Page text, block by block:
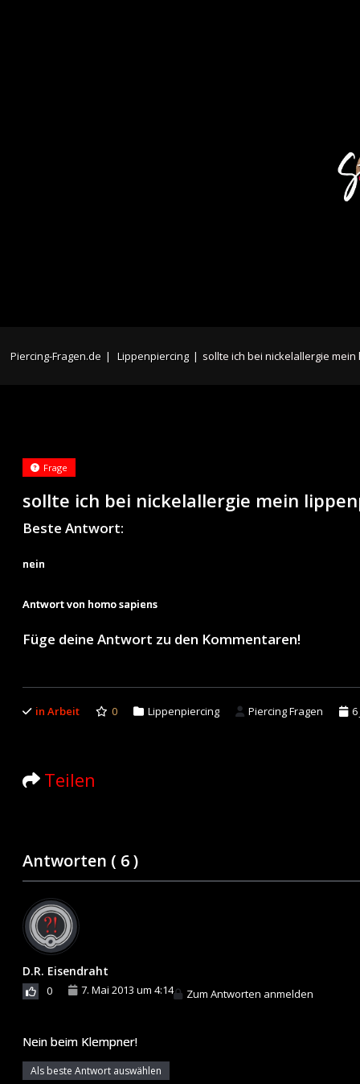
Piercing-Fragen.de | Lippenpiercing | sollte ich bei nickelallergie
sollte ich bei nickelallergie mein
Frage
Beste Antwort:
nein
Antwort von homo sapiens
Füge deine Antwort zu den Kommentaren!
in Arbeit 0 Lippenpiercing Piercing Fragen 6
Teilen
Antworten ( 6)
D.R. Eisendraht
0 7. Mai 2013 um 4:14 Zum Antworten anmelden
Nein beim Klempner!
Als beste Antwort auswählen